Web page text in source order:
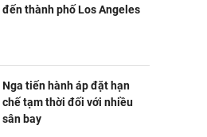
đến thành phố Los Angeles
Nga tiến hành áp đặt hạn
chế tạm thời đối với nhiều
sân bay